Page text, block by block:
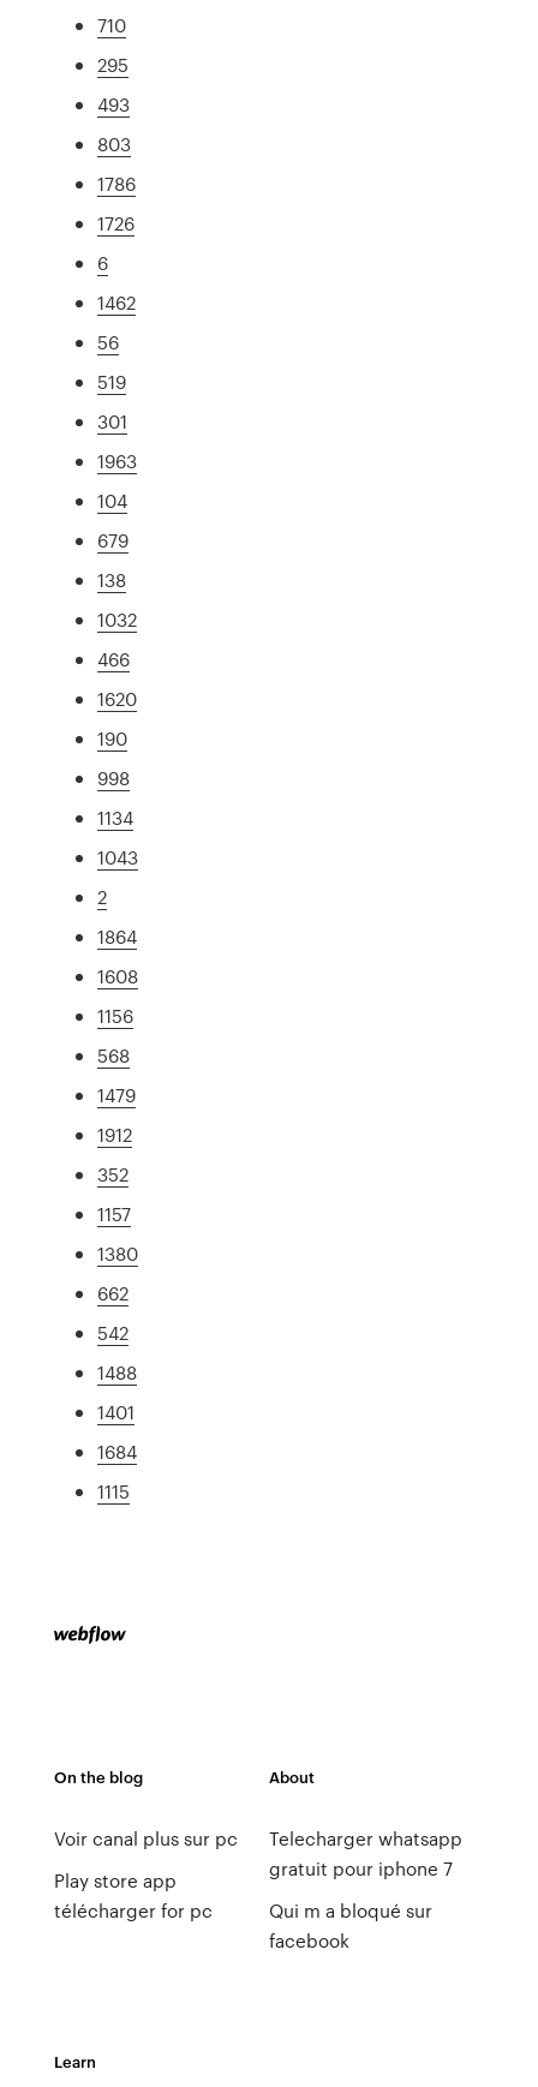
710
295
493
803
1786
1726
6
1462
56
519
301
1963
104
679
138
1032
466
1620
190
998
1134
1043
2
1864
1608
1156
568
1479
1912
352
1157
1380
662
542
1488
1401
1684
1115
On the blog
Voir canal plus sur pc
Play store app
télécharger for pc
About
Telecharger whatsapp
gratuit pour iphone 7
Qui m a bloqué sur
facebook
Learn